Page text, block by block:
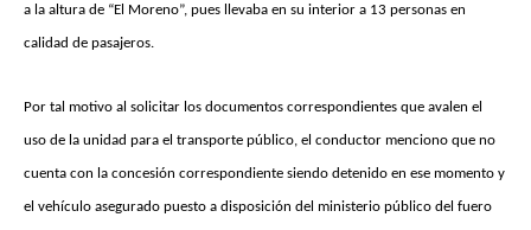
a la altura de “El Moreno”, pues llevaba en su interior a 13 personas en
calidad de pasajeros.
Por tal motivo al solicitar los documentos correspondientes que avalen el
uso de la unidad para el transporte público, el conductor menciono que no
cuenta con la concesión correspondiente siendo detenido en ese momento y
el vehículo asegurado puesto a disposición del ministerio público del fuero